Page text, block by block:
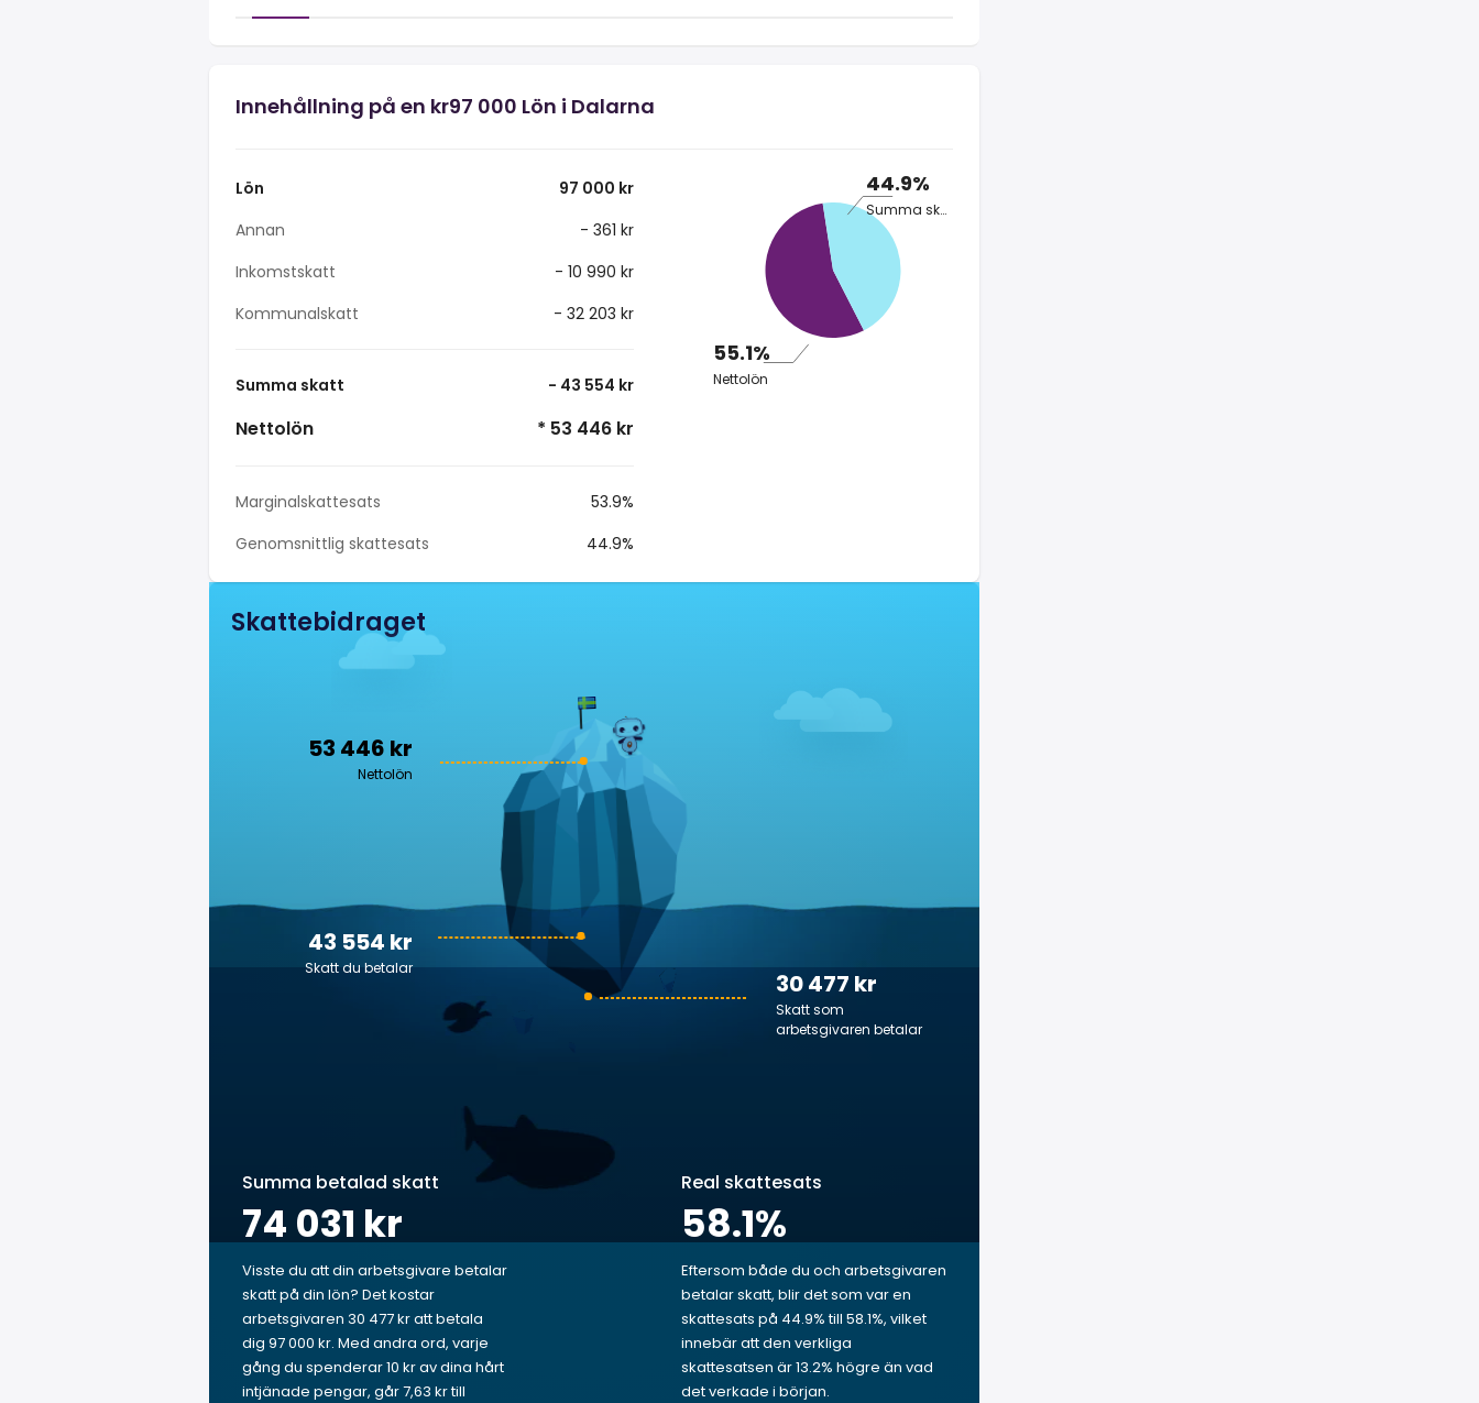
Innehållning på en kr97 000 Lön i Dalarna
Lön
97 000 kr
Annan
- 361 kr
Inkomstskatt
- 10 990 kr
Kommunalskatt
- 32 203 kr
Summa skatt - 43 554 kr
Nettolön * 53 446 kr
Marginalskattesats
53.9%
Genomsnittlig skattesats
44.9%
44.9%
Summa skatt
55.1%
Nettolön
Skattebidraget
53 446 kr
Nettolön
30 477 kr
Skatt som
arbetsgivaren betalar
43 554 kr
Skatt du betalar
Summa betalad skatt
74 031 kr
Visste du att din arbetsgivare betalar
skatt på din lön? Det kostar
arbetsgivaren 30 477 kr att betala
dig 97 000 kr. Med andra ord, varje
gång du spenderar 10 kr av dina hårt
intjänade pengar, går 7,63 kr till
Real skattesats
58.1%
Eftersom både du och arbetsgivaren
betalar skatt, blir det som var en
skattesats på 44.9% till 58.1%, vilket
innebär att den verkliga
skattesatsen är 13.2% högre än vad
det verkade i början.